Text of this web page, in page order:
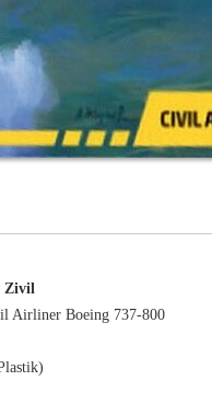
Zivil
Airliner Boeing 737-800